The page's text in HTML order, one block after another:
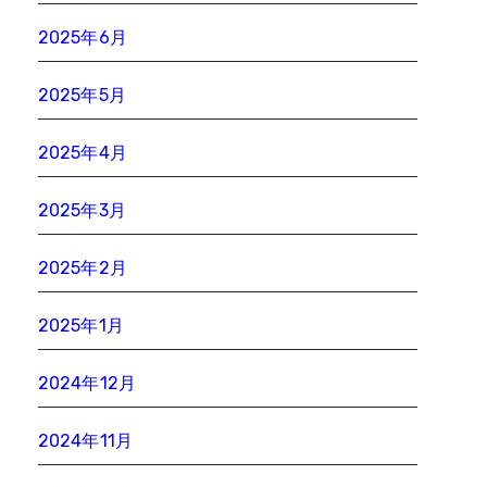
2025年6月
2025年5月
2025年4月
2025年3月
2025年2月
2025年1月
2024年12月
2024年11月